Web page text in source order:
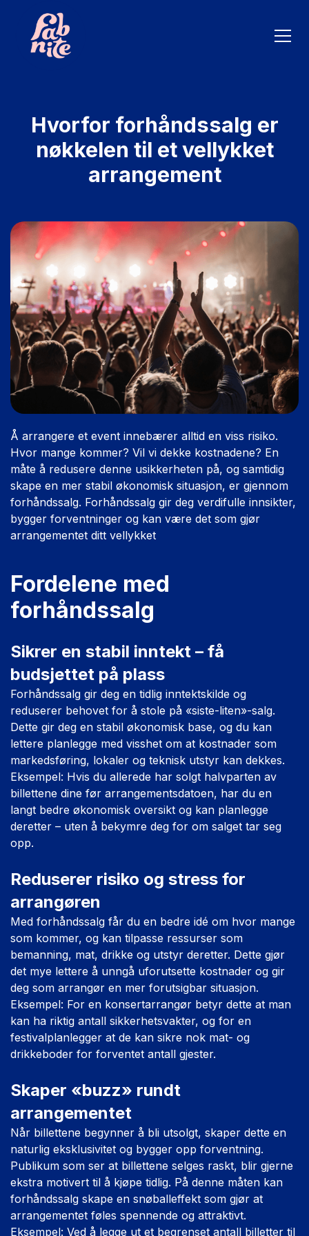
Hvorfor forhåndssalg er
nøkkelen til et vellykket
arrangement
Å arrangere et event innebærer alltid en viss risiko.
Hvor mange kommer? Vil vi dekke kostnadene? En
måte å redusere denne usikkerheten på, og samtidig
skape en mer stabil økonomisk situasjon, er gjennom
forhåndssalg. Forhåndssalg gir deg verdifulle innsikter,
bygger forventninger og kan være det som gjør
arrangementet ditt vellykket
Fordelene med
forhåndssalg
Sikrer en stabil inntekt – få
budsjettet på plass
Forhåndssalg gir deg en tidlig inntektskilde og
reduserer behovet for å stole på «siste-liten»-salg.
Dette gir deg en stabil økonomisk base, og du kan
lettere planlegge med visshet om at kostnader som
markedsføring, lokaler og teknisk utstyr kan dekkes.
Eksempel: Hvis du allerede har solgt halvparten av
billettene dine før arrangementsdatoen, har du en
langt bedre økonomisk oversikt og kan planlegge
deretter – uten å bekymre deg for om salget tar seg
opp.
Reduserer risiko og stress for
arrangøren
Med forhåndssalg får du en bedre idé om hvor mange
som kommer, og kan tilpasse ressurser som
bemanning, mat, drikke og utstyr deretter. Dette gjør
det mye lettere å unngå uforutsette kostnader og gir
deg som arrangør en mer forutsigbar situasjon.
Eksempel: For en konsertarrangør betyr dette at man
kan ha riktig antall sikkerhetsvakter, og for en
festivalplanlegger at de kan sikre nok mat- og
drikkeboder for forventet antall gjester.
Skaper «buzz» rundt
arrangementet
Når billettene begynner å bli utsolgt, skaper dette en
naturlig eksklusivitet og bygger opp forventning.
Publikum som ser at billettene selges raskt, blir gjerne
ekstra motivert til å kjøpe tidlig. På denne måten kan
forhåndssalg skape en snøballeffekt som gjør at
arrangementet føles spennende og attraktivt.
Eksempel: Ved å legge ut et begrenset antall billetter til